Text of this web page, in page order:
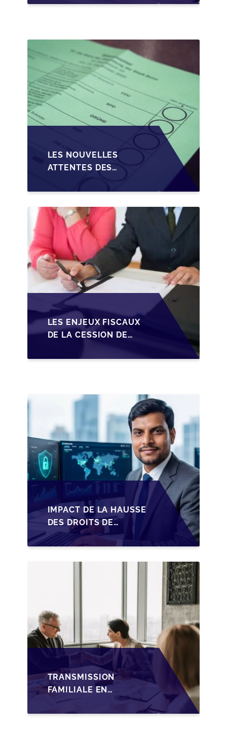
CRÉDIT SUR LA
LES NOUVELLES
ATTENTES DES
TRANSMISSION DES
PME BELGES
LES ENJEUX FISCAUX
DE LA CESSION DE
LES DIRIGEANTS DE
IMPACT DE LA HAUSSE
DES DROITS DE
SUCCESSION EN
WALLONIE SUR LA
TRANSMISSION
TRANSMISSION
FAMILIALE EN
WALLONIE :
NOUVELLES